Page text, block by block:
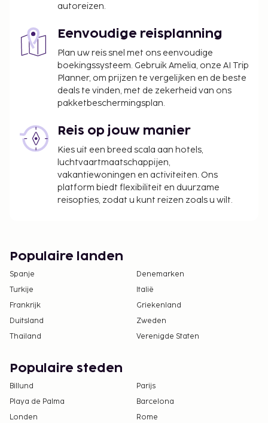
autoreizen.
Eenvoudige reisplanning
Plan uw reis snel met ons eenvoudige
boekingssysteem. Gebruik Amelia, onze AI Trip
Planner, om prijzen te vergelijken en de beste
deals te vinden, met de zekerheid van ons
pakketbeschermingsplan.
Reis op jouw manier
Kies uit een breed scala aan hotels,
luchtvaartmaatschappijen,
vakantiewoningen en activiteiten. Ons
platform biedt flexibiliteit en duurzame
reisopties, zodat u kunt reizen zoals u wilt.
Populaire landen
Spanje
Denemarken
Turkije
Italië
Frankrijk
Griekenland
Duitsland
Zweden
Thailand
Verenigde Staten
Populaire steden
Billund
Parijs
Playa de Palma
Barcelona
Londen
Rome